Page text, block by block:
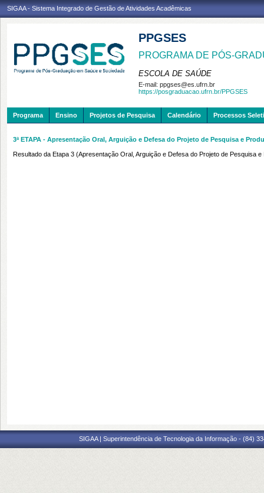
SIGAA - Sistema Integrado de Gestão de Atividades Acadêmicas
PPGSES
PROGRAMA DE PÓS-
ESCOLA DE SAÚDE
E-mail: ppgses@es.ufrn.br
https://posgraduacao.ufrn.br/PPGSES
Programa Ensino Projetos de Pesquisa Calendário Processos
3ª ETAPA - Apresentação Oral, Arguição e Defesa do Projeto de Pesquisa e
Resultado da Etapa 3 (Apresentação Oral, Arguição e Defesa do Projeto de Pesquisa
SIGAA | Superintendência de Tecnologia da Informação - (84)